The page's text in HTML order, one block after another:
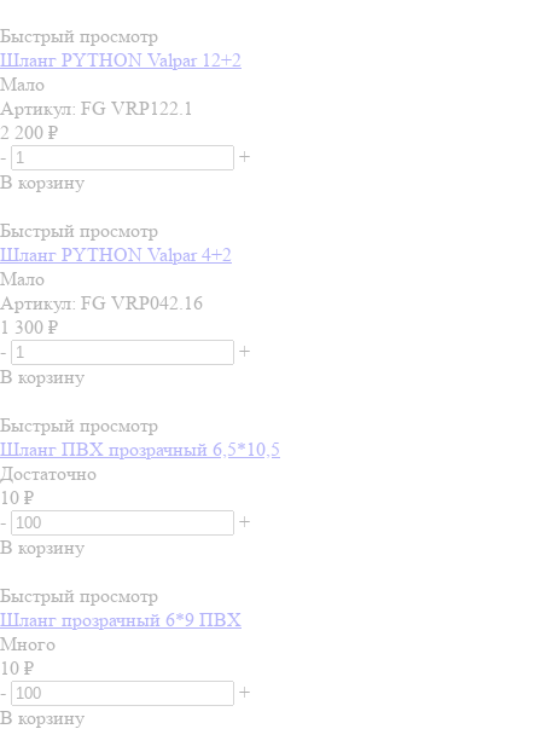
Быстрый просмотр
Шланг PYTHON Valpar 12+2
Мало
Артикул: FG VRP122.1
2 200 ₽
-
+
В корзину
Быстрый просмотр
Шланг PYTHON Valpar 4+2
Мало
Артикул: FG VRP042.16
1 300 ₽
-
+
В корзину
Быстрый просмотр
Шланг ПВХ прозрачный 6,5*10,5
Достаточно
10 ₽
-
+
В корзину
Быстрый просмотр
Шланг прозрачный 6*9 ПВХ
Много
10 ₽
-
+
В корзину